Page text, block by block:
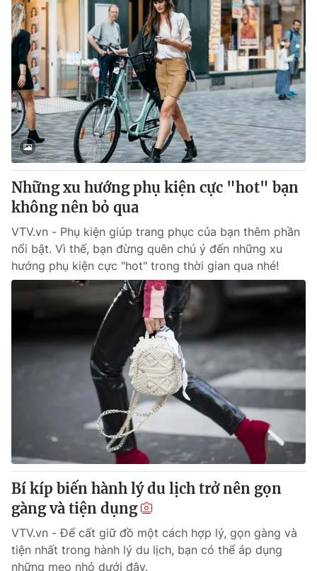
Những xu hướng phụ kiện cực "hot" bạn
không nên bỏ qua
VTV.vn - Phụ kiện giúp trang phục của bạn thêm phần
nổi bật. Vì thế, bạn đừng quên chú ý đến những xu
hướng phụ kiện cực "hot" trong thời gian qua nhé!
Bí kíp biến hành lý du lịch trở nên gọn
gàng và tiện dụng
VTV.vn - Để cất giữ đồ một cách hợp lý, gọn gàng và
tiện nhất trong hành lý du lịch, bạn có thể áp dụng
những mẹo nhỏ dưới đây.